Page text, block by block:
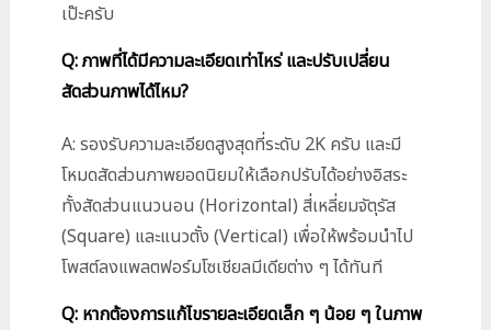
เป๊ะครับ
Q: ภาพที่ได้มีความละเอียดเท่าไหร่ และปรับเปลี่ยน
สัดส่วนภาพได้ไหม?
A: รองรับความละเอียดสูงสุดที่ระดับ 2K ครับ และมี
โหมดสัดส่วนภาพยอดนิยมให้เลือกปรับได้อย่างอิสระ
ทั้งสัดส่วนแนวนอน (Horizontal) สี่เหลี่ยมจัตุรัส
(Square) และแนวตั้ง (Vertical) เพื่อให้พร้อมนำไป
โพสต์ลงแพลตฟอร์มโซเชียลมีเดียต่าง ๆ ได้ทันที
Q: หากต้องการแก้ไขรายละเอียดเล็ก ๆ น้อย ๆ ในภาพ